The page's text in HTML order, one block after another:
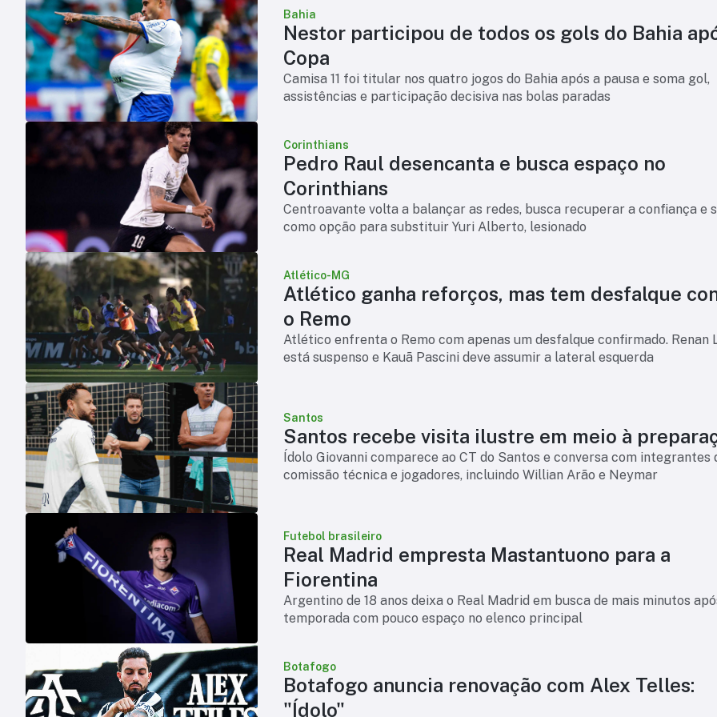
Bahia
Nestor participou de todos os gols do Bahia
Copa
Camisa 11 foi titular nos quatro jogos do Bahia após a pausa e soma gol,
assistências e participação decisiva nas bolas paradas
Corinthians
Pedro Raul desencanta e busca espaço no
Corinthians
Centroavante volta a balançar as redes, busca recuperar a confiança e
como opção para substituir Yuri Alberto, lesionado
Atlético-MG
Atlético ganha reforços, mas tem desfalque
o Remo
Atlético enfrenta o Remo com apenas um desfalque confirmado. Renan
está suspenso e Kauã Pascini deve assumir a lateral esquerda
Santos
Santos recebe visita ilustre em meio à
Ídolo Giovanni comparece ao CT do Santos e conversa com integrantes
comissão técnica e jogadores, incluindo Willian Arão e Neymar
Futebol brasileiro
Real Madrid empresta Mastantuono para a
Fiorentina
Argentino de 18 anos deixa o Real Madrid em busca de mais minutos
temporada com pouco espaço no elenco principal
Botafogo
Botafogo anuncia renovação com Alex Telles:
"Ídolo"